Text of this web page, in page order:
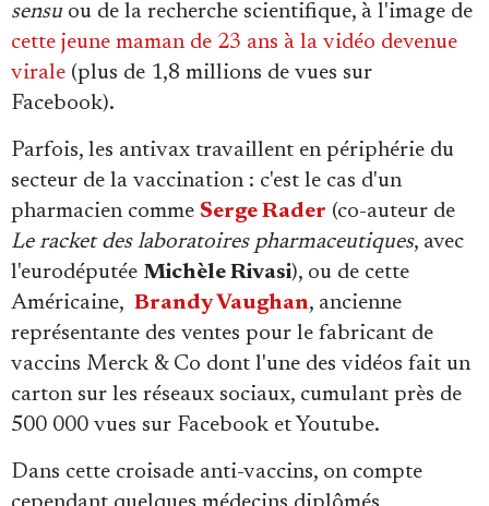
sensuou de la recherche scientifique, à l'image de
cette jeune maman de 23 ans à la vidéo devenue
virale (plus de 1,8 millions de vues sur
Facebook).
Parfois, les antivax travaillent en périphérie du
secteur de la vaccination : c'est le cas d'un
pharmacien comme Serge Rader (co-auteur de
Le racket des laboratoires pharmaceutiques, avec
l'eurodéputée Michèle Rivasi), ou de cette
Américaine, Brandy Vaughan, ancienne
représentante des ventes pour le fabricant de
vaccins Merck & Co dont l'une des vidéos fait un
carton sur les réseaux sociaux, cumulant près de
500 000 vues sur Facebook et Youtube.
Dans cette croisade anti-vaccins, on compte